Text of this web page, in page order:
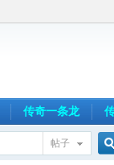
传奇一条龙
帖子